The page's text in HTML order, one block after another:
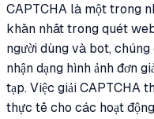
CAPTCHA là một trong
khăn nhất trong quét
người dùng và bot,
nhận dạng hình ảnh đơn
tạp. Việc giải CAPTCHA
thực tế cho các hoạt